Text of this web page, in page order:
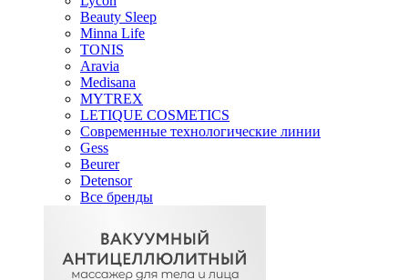
Beauty Sleep
Minna Life
TONIS
Aravia
Medisana
MYTREX
LETIQUE COSMETICS
Современные технологические линии
Gess
Beurer
Detensor
Все бренды